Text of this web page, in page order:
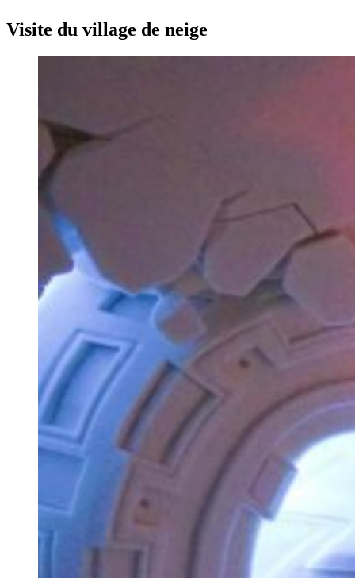
Visite du village de neige